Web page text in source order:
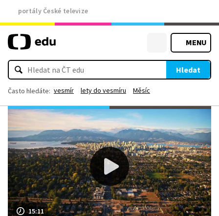
portály České televize
MENU
Hledat
Často hledáte: vesmír lety do vesmíru Měsíc
15:11